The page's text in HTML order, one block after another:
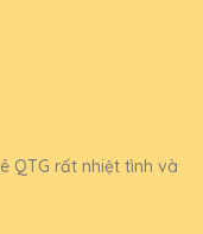
QTG rất nhiệt tình và